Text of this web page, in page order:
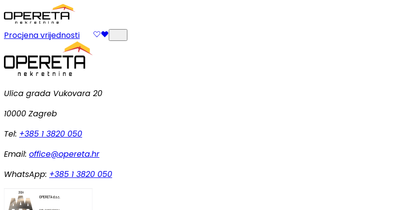
Procjena vrijednosti
Ulica grada Vukovara 20
10000 Zagreb
Tel: +385 1 3820 050
Email: office@opereta.hr
WhatsApp: +385 1 3820 050